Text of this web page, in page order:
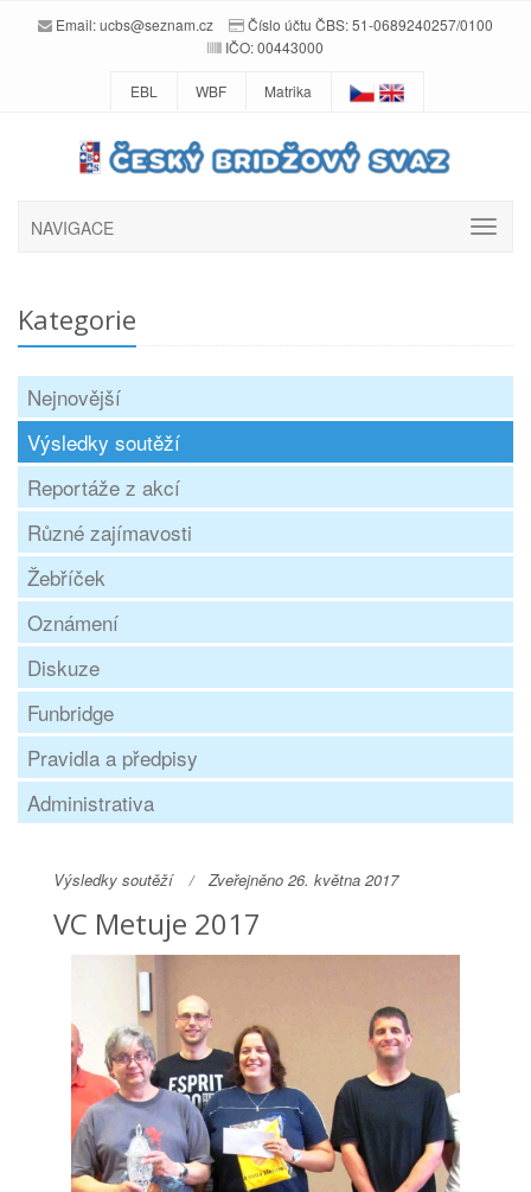
Email:ucbs@seznam.cz
Číslo účtu ČBS: 51-0689240257/0100
IČO: 00443000
EBL WBF Matrika
NAVIGACE
Kategorie
Nejnovější
Výsledky soutěží
Reportáže z akcí
Různé zajímavosti
Žebříček
Oznámení
Diskuze
Funbridge
Pravidla a předpisy
Administrativa
Výsledky soutěží Zveřejněno 26. května 2017
VC Metuje 2017